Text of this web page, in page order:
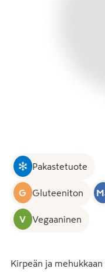
Pakastetuote
G Gluteeniton
V Vegaaninen
Kirpeän ja